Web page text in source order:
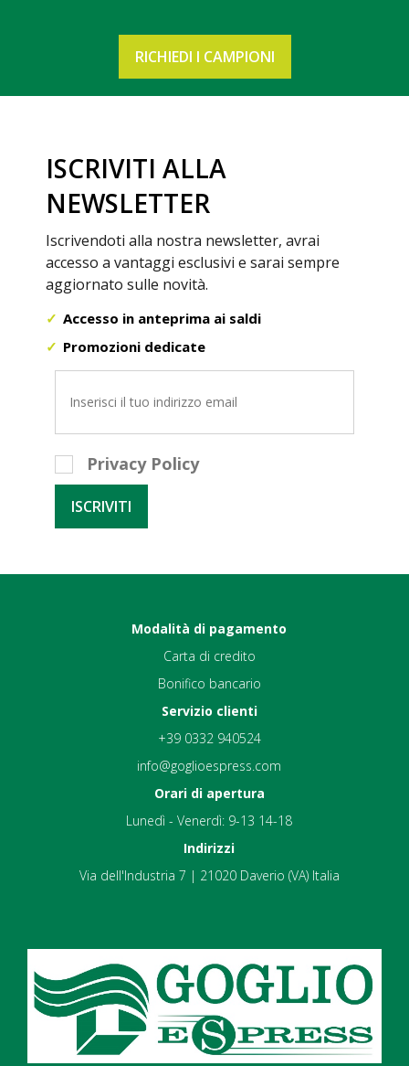
RICHIEDI I CAMPIONI
ISCRIVITI ALLA
NEWSLETTER
Iscrivendoti alla nostra newsletter, avrai
accesso a vantaggi esclusivi e sarai sempre
aggiornato sulle novità.
Accesso in anteprima ai saldi
Promozioni dedicate
Privacy Policy
Modalità di pagamento
Carta di credito
Bonifico bancario
Servizio clienti
+39 0332 940524
info@goglioespress.com
Orari di apertura
Lunedì - Venerdì: 9-13 14-18
Indirizzi
Via dell'Industria 7 | 21020 Daverio (VA) Italia